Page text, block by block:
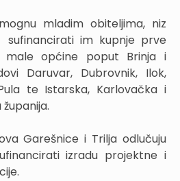
mladim obiteljima, niz
sufinancirati im kupnje prve
male općine poput Brinja i
Daruvar, Dubrovnik, Ilok,
te Istarska, Karlovačka i
Garešnice i Trilja odlučuju
izradu projektne i